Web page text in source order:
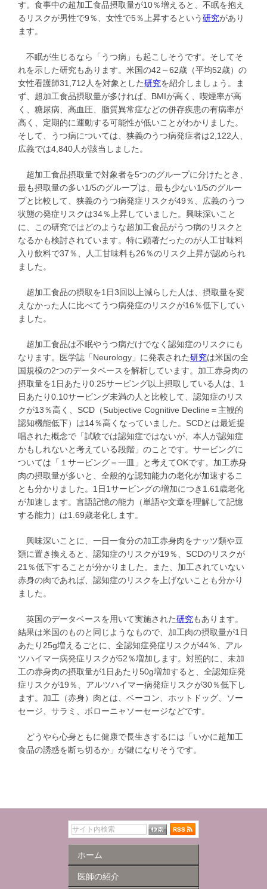
す。食事中の超加工食品摂取量が10％増えると、不眠を抱え
るリスクが男性で9％、女性で5％上昇するという研究があり
ます。
不眠が生じるなら「うつ病」も起こしそうです。そしてそ
れを示した研究もあります。米国の42～62歳（平均52歳）の
女性看護師31,712人を対象とした研究を紹介しましょう。ま
ず、超加工食品摂取量が多ければ、BMIが高く、喫煙率が高
く、糖尿病、高血圧、脂質異常症などの併存疾患の有病率が
高く、定期的に運動する可能性が低いことがわかりました。
そして、うつ病については、狭義のうつ病発症者は2,122人、
広義では4,840人が該当しました。
超加工食品摂取量で対象者を5つのグループに分けたとき、
最も摂取量の多い1/5のグループは、最も少ない1/5のグルー
プと比較して、狭義のうつ病発症リスクが49％、広義のうつ
状態の発症リスクは34％上昇していました。興味深いこと
に、この研究ではどのような超加工食品がうつ病のリスクと
なるかも検討されています。特に顕著だったのが人工甘味料
入り飲料で37％、人工甘味料も26％のリスク上昇が認められ
ました。
超加工食品の摂取を1日3回以上減らした人は、摂取量を変
えなかった人に比べてうつ病発症のリスクが16％低下してい
ました。
超加工食品は不眠やうつ病だけでなく認知症のリスクにも
なります。医学誌「Neurology」に発表された研究は米国の全
国規模の2つのデータベースを解析しています。加工赤身肉の
摂取量を1日あたり0.25サービング以上摂取している人は、1
日あたり0.10サービング未満の人と比較して、認知症のリス
クが13％高く、SCD（Subjective Cognitive Decline＝主観的
認知機能低下）は14％高くなっていました。SCDとは最近提
唱された概念で「試験では認知症ではないが、本人が認知症
かもしれないと考えている段階」のことです。サービングに
ついては「１サービング＝一皿」と考えてOKです。加工赤身
肉の摂取量が多いと、全般的な認知能力の老化が加速するこ
とも分かりました。1日1サービングの増加につき1.61歳老化
が加速します。言語記憶の能力（単語や文章を理解して記憶
する能力）は1.69歳老化します。
興味深いことに、一日一食分の加工赤身肉をナッツ類や豆
類に置き換えると、認知症のリスクが19％、SCDのリスクが
21％低下することが分かりました。また、加工されていない
赤身の肉であれば、認知症のリスクを上げないことも分かり
ました。
英国のデータベースを用いて実施された研究もあります。
結果は米国のものと同じようなもので、加工肉の摂取量が1日
あたり25g増えるごとに、全認知症発症リスクが44％、アル
ツハイマー病発症リスクが52％増加します。対照的に、未加
工の赤身肉の摂取量が1日あたり50g増加すると、全認知症発
症リスクが19％、アルツハイマー病発症リスクが30％低下し
ます。加工（赤身）肉とは、ベーコン、ホットドッグ、ソー
セージ、サラミ、ボローニャソーセージなどです。
どうやら心身ともに健康で長生きするには「いかに超加工
食品の誘惑を断ち切るか」が鍵になりそうです。
ホーム
医師の紹介